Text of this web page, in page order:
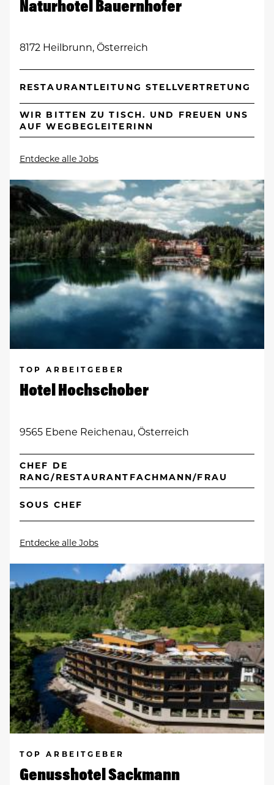
Naturhotel Bauernhofer
8172 Heilbrunn, Österreich
RESTAURANTLEITUNG STELLVERTRETUNG
WIR BITTEN ZU TISCH. UND FREUEN UNS
AUF WEGBEGLEITERINN
Entdecke alle Jobs
TOP ARBEITGEBER
Hotel Hochschober
9565 Ebene Reichenau, Österreich
CHEF DE
RANG/RESTAURANTFACHMANN/FRAU
SOUS CHEF
Entdecke alle Jobs
TOP ARBEITGEBER
Genusshotel Sackmann